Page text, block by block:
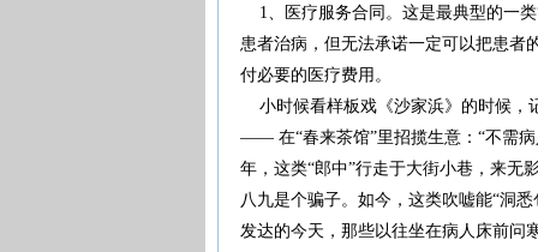
1、医疗服务合同。这是最典型的一
患者治病，但无法承诺一定可以把患者
付必要的医疗费用。
小时候看样板戏《沙家浜》的时候，
—— 在“春来茶馆”里招揽生意：“不需
年，这类“郎中”行走于大街小巷，来无
八九是个骗子。如今，这类吹嘘能“洞
发达的今天，那些以往坐在病人床前问